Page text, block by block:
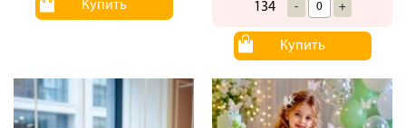
Купить 134 - +
Купить